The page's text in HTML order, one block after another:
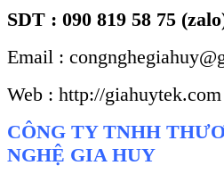
SDT : 090 819 58 75
Email :
Web : http://giahuytek.com
CÔNG TY TNHH
NGHỆ GIA HUY